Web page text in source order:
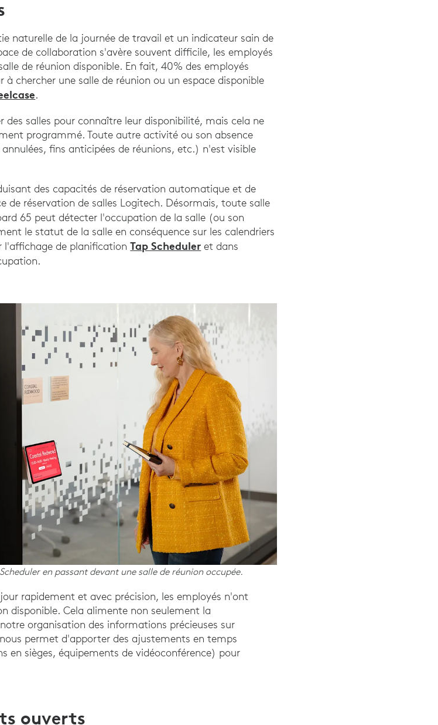
naturelle de la journée de travail et un indicateur sain de
de collaboration s'avère souvent difficile, les employés
de réunion disponible. En fait, 40% des employés
chercher une salle de réunion ou un espace disponible
.
des salles pour connaître leur disponibilité, mais cela ne
programmé. Toute autre activité ou son absence
fins anticipées de réunions, etc.) n'est visible
des capacités de réservation automatique et de
de réservation de salles Logitech. Désormais, toute salle
65 peut détecter l'occupation de la salle (ou son
le statut de la salle en conséquence sur les calendriers
l'affichage de planificationTap Scheduler et dans
en passant devant une salle de réunion occupée.
rapidement et avec précision, les employés n'ont
disponible. Cela alimente non seulement la
organisation des informations précieuses sur
permet d'apporter des ajustements en temps
en sièges, équipements de vidéoconférence) pour
ouverts